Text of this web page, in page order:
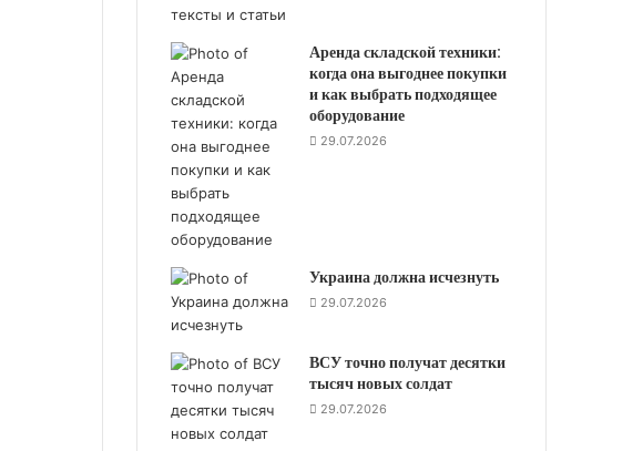
Аренда складской техники:
когда она выгоднее покупки
и как выбрать подходящее
оборудование
29.07.2026
Украина должна исчезнуть
29.07.2026
ВСУ точно получат десятки
тысяч новых солдат
29.07.2026